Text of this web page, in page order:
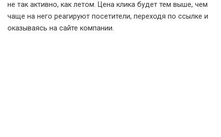
не так активно, как летом. Цена клика будет тем выше, чем
чаще на него реагируют посетители, переходя по ссылке и
оказываясь на сайте компании.